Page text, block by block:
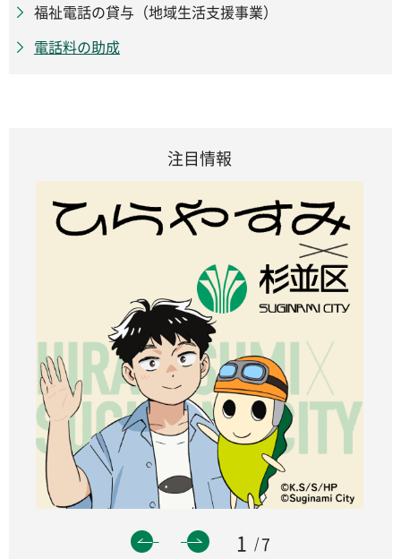
福祉電話の貸与（地域生活支援事業）
電話料の助成
注目情報
1
7